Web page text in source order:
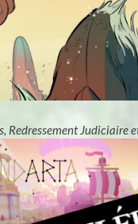
Redressement Judiciaire